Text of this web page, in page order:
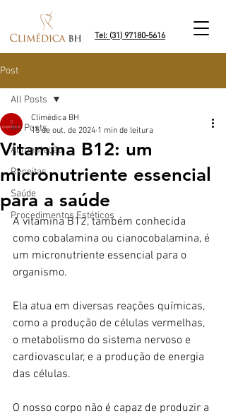
Tel: (31) 97180-5616
Post
All Posts
Alimentação
Receitas
Saúde
Procedimentos Estéticos
All Posts
Vitamina B12: um
micronutriente essencial
para a saúde
Climédica BH
15 de out. de 2024 1 min de leitura
A vitamina B12, também conhecida
como cobalamina ou cianocobalamina, é
um micronutriente essencial para o
organismo.
Ela atua em diversas reações químicas,
como a produção de células vermelhas,
o metabolismo do sistema nervoso e
cardiovascular, e a produção de energia
das células.
O nosso corpo não é capaz de produzir a